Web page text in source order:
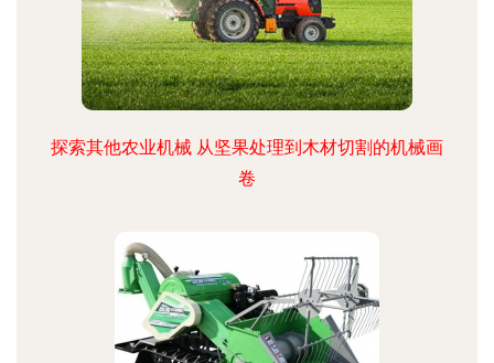
探索其他农业机械 从坚果处理到木材切割的机械画
卷